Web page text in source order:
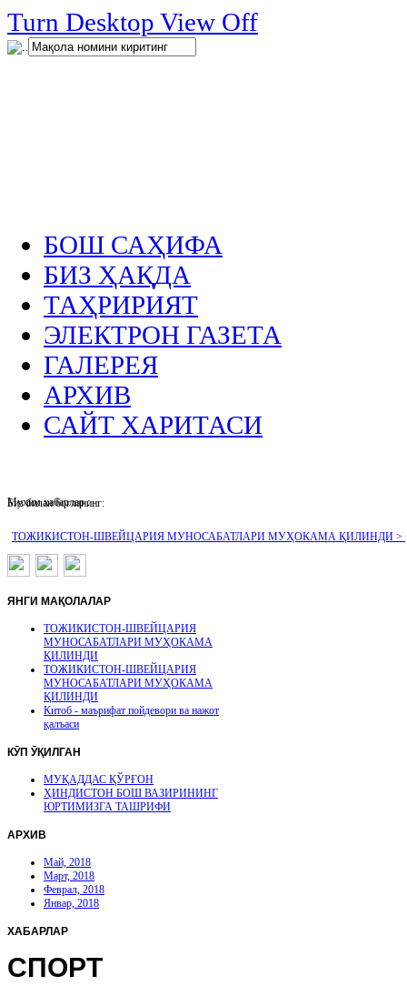
Turn Desktop View Off
.
БОШ САҲИФА
БИЗ ҲАҚДА
ТАҲРИРИЯТ
ЭЛЕКТРОН ГАЗЕТА
ГАЛЕРЕЯ
АРХИВ
САЙТ ХАРИТАСИ
Муҳим хабарлар :
ТОЖИКИСТОН-ШВЕЙЦАРИЯ МУНОСАБАТЛАРИ МУҲОКАМА ҚИЛИНДИ >
Биз билан боғланинг:
ЯНГИ МАҚОЛАЛАР
ТОЖИКИСТОН-ШВЕЙЦАРИЯ
МУНОСАБАТЛАРИ МУҲОКАМА
ҚИЛИНДИ
ТОЖИКИСТОН-ШВЕЙЦАРИЯ
МУНОСАБАТЛАРИ МУҲОКАМА
ҚИЛИНДИ
Китоб - маърифат пойдевори ва нажот
қалъаси
КӮП ӮҚИЛГАН
МУҚАДДАС ҚЎРҒОН
ҲИНДИСТОН БОШ ВАЗИРИНИНГ
ЮРТИМИЗГА ТАШРИФИ
АРХИВ
Май, 2018
Март, 2018
Феврал, 2018
Январ, 2018
ХАБАРЛАР
СПОРТ